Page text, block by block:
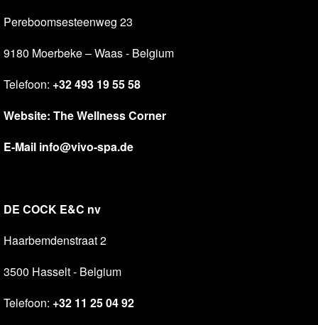
Pereboomsesteenweg 23
9180 Moerbeke – Waas - Belgium
Telefoon: +32 493 19 55 58
Website: The Wellness Corner
E-Mail info@vivo-spa.de
DE COCK E&C nv
Haarbemdenstraat 2
3500 Hasselt - Belgium
Telefoon: +32 11 25 04 92